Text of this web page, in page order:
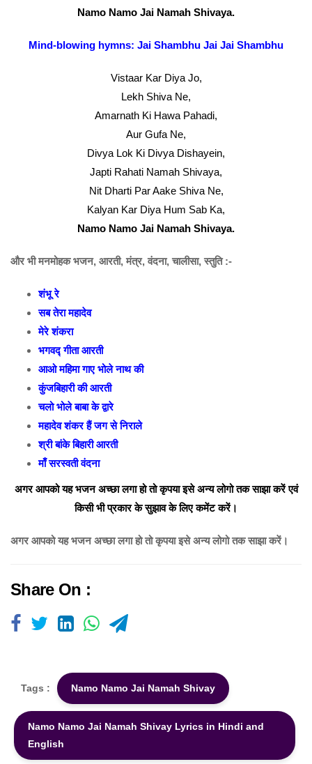
Namo Namo Jai Namah Shivaya.
Mind-blowing hymns: Jai Shambhu Jai Jai Shambhu
Vistaar Kar Diya Jo,
Lekh Shiva Ne,
Amarnath Ki Hawa Pahadi,
Aur Gufa Ne,
Divya Lok Ki Divya Dishayein,
Japti Rahati Namah Shivaya,
Nit Dharti Par Aake Shiva Ne,
Kalyan Kar Diya Hum Sab Ka,
Namo Namo Jai Namah Shivaya.
और भी मनमोहक भजन, आरती, मंत्र, वंदना, चालीसा, स्तुति :-
शंभू रे
सब तेरा महादेव
मेरे शंकरा
भगवद्‍ गीता आरती
आओ महिमा गाए भोले नाथ की
कुंजबिहारी की आरती
चलो भोले बाबा के द्वारे
महादेव शंकर हैं जग से निराले
श्री बांके बिहारी आरती
माँ सरस्वती वंदना
अगर आपको यह भजन अच्छा लगा हो तो कृपया इसे अन्य लोगो तक साझा करें एवं
किसी भी प्रकार के सुझाव के लिए कमेंट करें।
अगर आपको यह भजन अच्छा लगा हो तो कृपया इसे अन्य लोगो तक साझा करें।
Share On :
Tags : Namo Namo Jai Namah Shivay
Namo Namo Jai Namah Shivay Lyrics in Hindi and
English